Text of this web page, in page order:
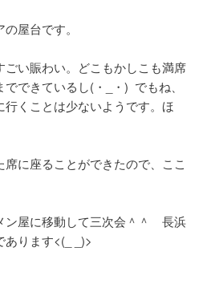
屋台です。
ごい賑わい。どこもかしこも満席
できているし(・_・) でもね、
くことは少ないようです。ほ
に座ることができたので、ここ
ン屋に移動して三次会＾＾ 長浜
あります<(_ _)>